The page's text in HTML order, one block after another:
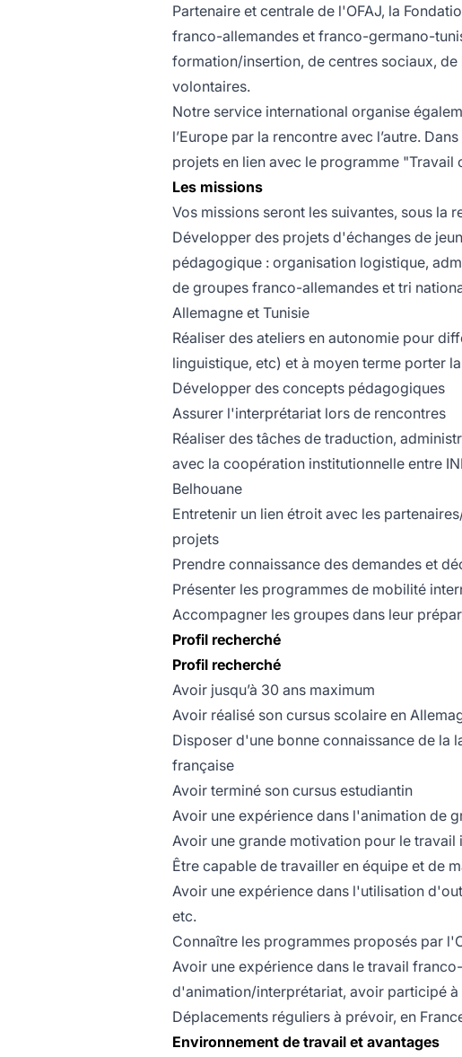
Partenaire et centrale de l'OFAJ, la
franco-allemandes et franco-germano-
formation/insertion, de centres sociaux,
volontaires.
Notre service international organise
l’Europe par la rencontre avec l’autre.
projets en lien avec le programme "Travail
Les missions
Vos missions seront les suivantes, sous la
Développer des projets d'échanges de
pédagogique : organisation logistique,
de groupes franco-allemandes et tri
Allemagne et Tunisie
Réaliser des ateliers en autonomie pour
linguistique, etc) et à moyen terme porter
Développer des concepts pédagogiques
Assurer l'interprétariat lors de rencontres
Réaliser des tâches de traduction,
avec la coopération institutionnelle entre
Belhouane
Entretenir un lien étroit avec les
projets
Prendre connaissance des demandes et
Présenter les programmes de mobilité
Accompagner les groupes dans leur
Profil recherché
Profil recherché
Avoir jusqu’à 30 ans maximum
Avoir réalisé son cursus scolaire en
Disposer d'une bonne connaissance de la
française
Avoir terminé son cursus estudiantin
Avoir une expérience dans l'animation de
Avoir une grande motivation pour le travail
Être capable de travailler en équipe et de
Avoir une expérience dans l'utilisation
etc.
Connaître les programmes proposés par
Avoir une expérience dans le travail
d'animation/interprétariat, avoir participé à
Déplacements réguliers à prévoir, en
Environnement de travail et avantages